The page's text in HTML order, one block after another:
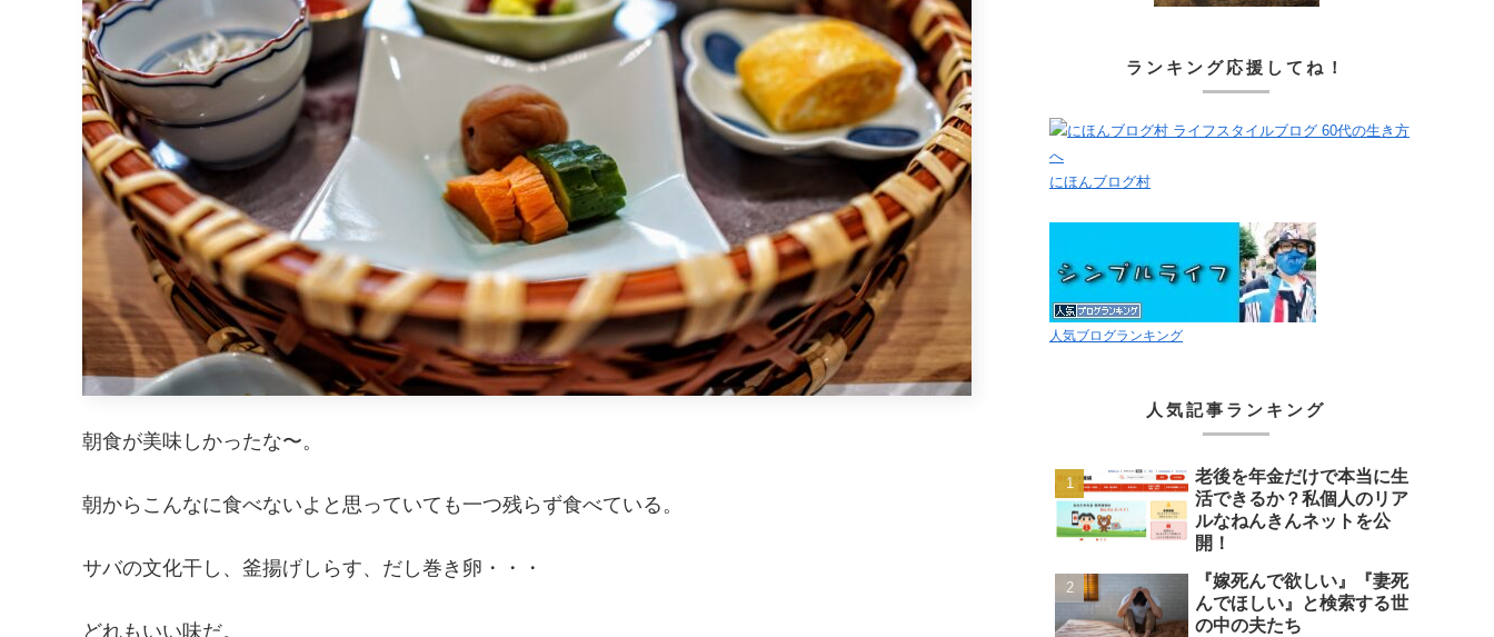
朝食が美味しかったな〜。
朝からこんなに食べないよと思っていても一つ残らず食べている。
サバの文化干し、釜揚げしらす、だし巻き卵・・・
どれもいい味だ。
ランキング応援してね！
にほんブログ村
人気ブログランキング
人気記事ランキング
老後を年金だけで本当に生
活できるか？私個人のリア
ルなねんきんネットを公
開！
『嫁死んで欲しい』『妻死
んでほしい』と検索する世
の中の夫たち